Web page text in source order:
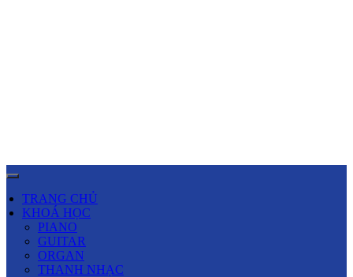
TRANG CHỦ
KHOÁ HỌC
PIANO
GUITAR
ORGAN
THANH NHẠC